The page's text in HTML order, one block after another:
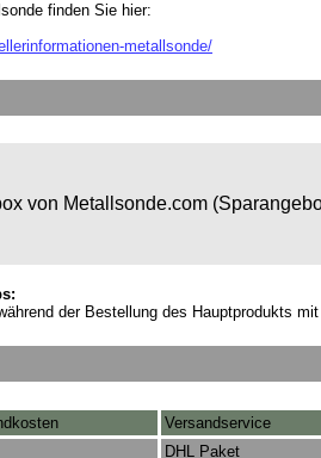
finden Sie hier:
metallsonde/
von Metallsonde.com
der Bestellung des Hauptprodukts
Versandservice
DHL Paket